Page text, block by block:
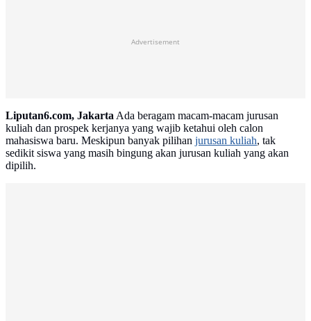
Advertisement
Liputan6.com, JakartaAda beragam macam-macam jurusan
kuliah dan prospek kerjanya yang wajib ketahui oleh calon
mahasiswa baru. Meskipun banyak pilihan jurusan kuliah, tak
sedikit siswa yang masih bingung akan jurusan kuliah yang akan
dipilih.